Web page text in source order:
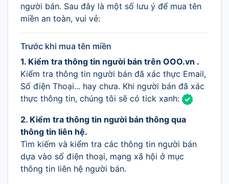
người bán. Sau đây là một số lưu ý để mua tên
miền an toàn, vui vẻ:
Trước khi mua tên miền
1. Kiểm tra thông tin người bán trên OOO.vn .
Kiểm tra thông tin người bán đã xác thực Email,
Số điện Thoại... hay chưa. Khi người bán đã xác
thực thông tin, chúng tôi sẽ có tick xanh:
2. Kiểm tra thông tin người bán thông qua
thông tin liên hệ.
Tìm kiếm và kiểm tra các thông tin người bán
dựa vào số điện thoại, mạng xã hội ở mục
thông tin liên hệ người bán.